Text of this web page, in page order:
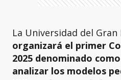
La Universidad del Gran
organizará el primer
2025 denominado
analizar los modelos